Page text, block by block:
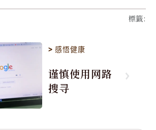
標籤:
>感悟健康
谨慎使用网路
搜寻